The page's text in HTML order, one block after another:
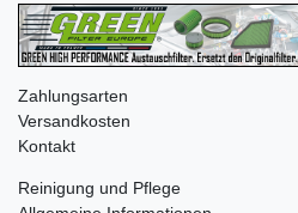
Zahlungsarten
Versandkosten
Kontakt
Reinigung und Pflege